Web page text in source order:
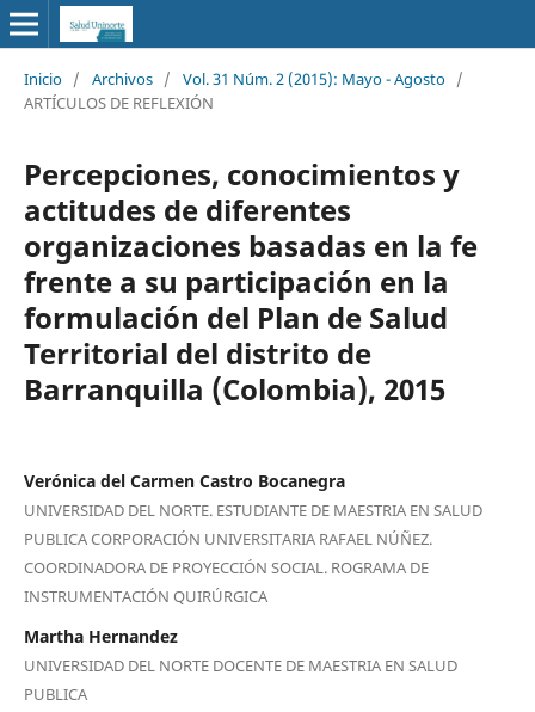
Inicio / Archivos / Vol. 31 Núm. 2 (2015): Mayo - Agosto /
ARTÍCULOS DE REFLEXIÓN
Percepciones, conocimientos y
actitudes de diferentes
organizaciones basadas en la fe
frente a su participación en la
formulación del Plan de Salud
Territorial del distrito de
Barranquilla (Colombia), 2015
Verónica del Carmen Castro Bocanegra
UNIVERSIDAD DEL NORTE. ESTUDIANTE DE MAESTRIA EN SALUD
PUBLICA CORPORACIÓN UNIVERSITARIA RAFAEL NÚÑEZ.
COORDINADORA DE PROYECCIÓN SOCIAL. ROGRAMA DE
INSTRUMENTACIÓN QUIRÚRGICA
Martha Hernandez
UNIVERSIDAD DEL NORTE DOCENTE DE MAESTRIA EN SALUD
PUBLICA